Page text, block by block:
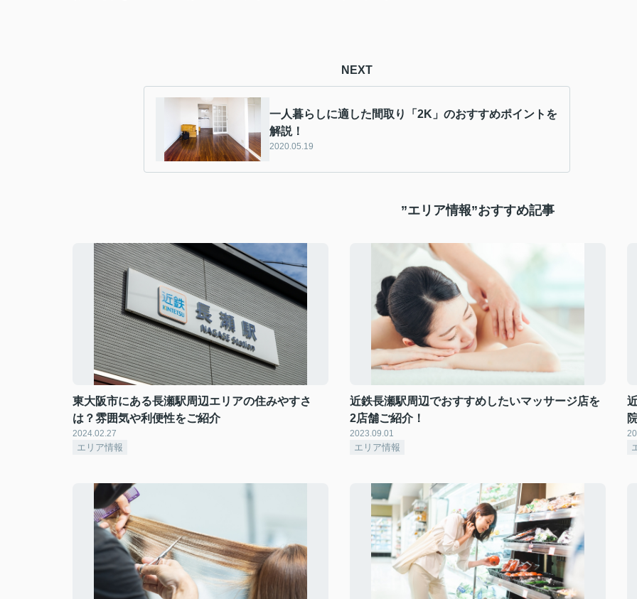
NEXT
一人暮らしに適した間取り「2K」のおすすめポイントを
解説！
2020.05.19
”エリア情報”おすすめ記事
東大阪市にある長瀬駅周辺エリアの住みやすさ
は？雰囲気や利便性をご紹介
2024.02.27
エリア情報
近鉄長瀬駅周辺でおすすめしたいマッサージ店を
2店舗ご紹介！
2023.09.01
エリア情報